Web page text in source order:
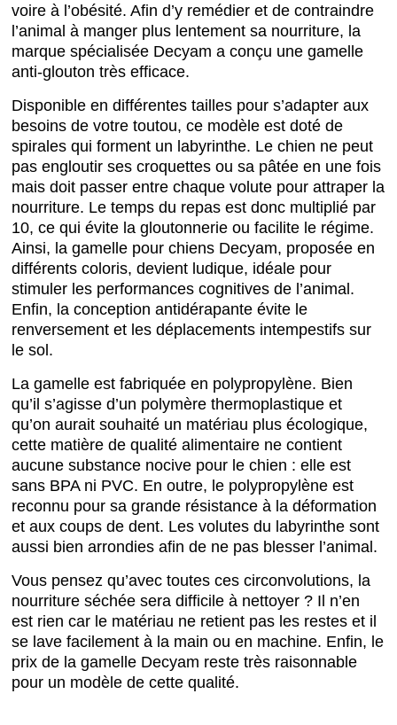
voire à l’obésité. Afin d’y remédier et de contraindre
l’animal à manger plus lentement sa nourriture, la
marque spécialisée Decyam a conçu une gamelle
anti-glouton très efficace.
Disponible en différentes tailles pour s’adapter aux
besoins de votre toutou, ce modèle est doté de
spirales qui forment un labyrinthe. Le chien ne peut
pas engloutir ses croquettes ou sa pâtée en une fois
mais doit passer entre chaque volute pour attraper la
nourriture. Le temps du repas est donc multiplié par
10, ce qui évite la gloutonnerie ou facilite le régime.
Ainsi, la gamelle pour chiens Decyam, proposée en
différents coloris, devient ludique, idéale pour
stimuler les performances cognitives de l’animal.
Enfin, la conception antidérapante évite le
renversement et les déplacements intempestifs sur
le sol.
La gamelle est fabriquée en polypropylène. Bien
qu’il s’agisse d’un polymère thermoplastique et
qu’on aurait souhaité un matériau plus écologique,
cette matière de qualité alimentaire ne contient
aucune substance nocive pour le chien : elle est
sans BPA ni PVC. En outre, le polypropylène est
reconnu pour sa grande résistance à la déformation
et aux coups de dent. Les volutes du labyrinthe sont
aussi bien arrondies afin de ne pas blesser l’animal.
Vous pensez qu’avec toutes ces circonvolutions, la
nourriture séchée sera difficile à nettoyer ? Il n’en
est rien car le matériau ne retient pas les restes et il
se lave facilement à la main ou en machine. Enfin, le
prix de la gamelle Decyam reste très raisonnable
pour un modèle de cette qualité.